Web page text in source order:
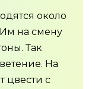
около
Им на смену
Так
На
цвести с